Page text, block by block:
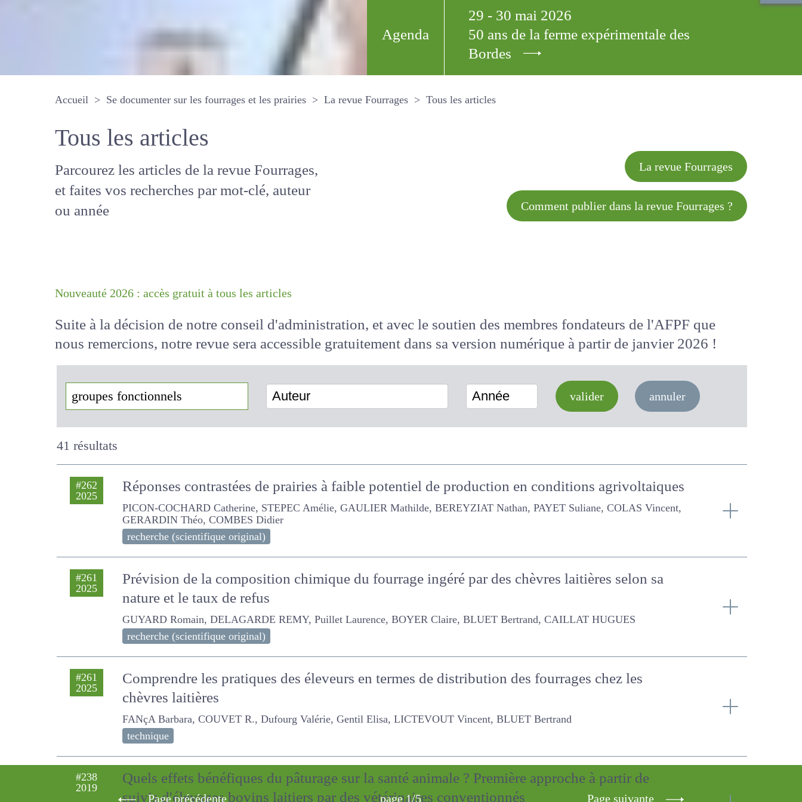
Agenda
29 - 30 mai 2026
50 ans de la ferme expérimentale des
Bordes
Accueil Se documenter sur les fourrages et les prairies La revue Fourrages Tous les articles
Tous les articles
Parcourez les articles de la revue
Fourrages, et faites vos recherches par
mot-clé, auteur ou année
La revue Fourrages
Comment publier dans la revue Fourrages ?
Suite à la décision de notre conseil d'administration, et avec le soutien des membres fondateurs de l'AFPF que
nous remercions, notre revue sera accessiblegratuitementdans sa version numériqueà partir de janvier 2026
!
Auteur Année valider annuler
41 résultats
#262
2025
Réponses contrastées de prairies à faible potentiel de production en conditions
agrivoltaiques
PICON-COCHARD Catherine, STEPEC Amélie, GAULIER Mathilde, BEREYZIAT Nathan, PAYET Suliane, COLAS Vincent, GERARDIN
Théo, COMBES Didier
recherche (scientifique original)
#261
Prévision de la composition chimique du fourrage ingéré par des chèvres laitières selon sa
nature et le taux de refus
GUYARD Romain, DELAGARDE REMY, Puillet Laurence, BOYER Claire, BLUET Bertrand, CAILLAT HUGUES
recherche (scientifique original)
#261
Comprendre les pratiques des éleveurs en termes de distribution des fourrages chez les
chèvres laitières
FANçA Barbara, COUVET R., Dufourg Valérie, Gentil Elisa, LICTEVOUT Vincent, BLUET Bertrand
technique
Quels effets bénéfiques du pâturage sur la santé animale ? Première approche à partir de
Page précédente page 1/5 Page suivante